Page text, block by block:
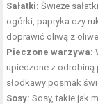
Sałatki: Świeże
ogórki, papryka czy
doprawić oliwą z
Pieczone warzywa:
upieczone z odrobiną
słodkawy posmak
Sosy: Sosy, takie jak